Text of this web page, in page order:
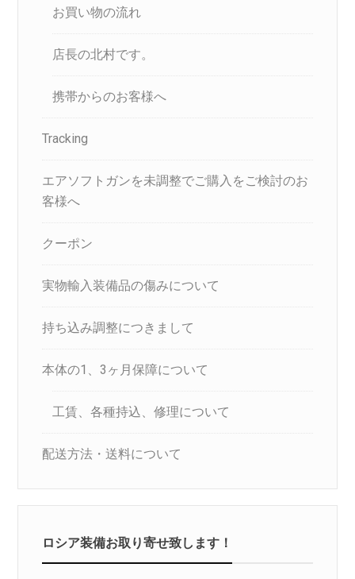
お買い物の流れ
店長の北村です。
携帯からのお客様へ
Tracking
エアソフトガンを未調整でご購入をご検討のお
客様へ
クーポン
実物輸入装備品の傷みについて
持ち込み調整につきまして
本体の1、3ヶ月保障について
工賃、各種持込、修理について
配送方法・送料について
ロシア装備お取り寄せ致します！